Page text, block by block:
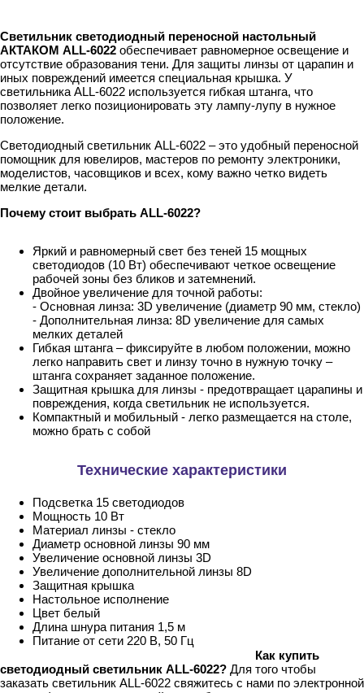
Светильник светодиодный переносной настольный
АКТАКОМ ALL-6022 обеспечивает равномерное освещение и
отсутствие образования тени. Для защиты линзы от царапин и
иных повреждений имеется специальная крышка. У
светильника ALL-6022 используется гибкая штанга, что
позволяет легко позиционировать эту лампу-лупу в нужное
положение.
Светодиодный светильник ALL-6022 – это удобный переносной
помощник для ювелиров, мастеров по ремонту электроники,
моделистов, часовщиков и всех, кому важно четко видеть
мелкие детали.
Почему стоит выбрать ALL-6022?
Яркий и равномерный свет без теней 15 мощных
светодиодов (10 Вт) обеспечивают четкое освещение
рабочей зоны без бликов и затемнений.
Двойное увеличение для точной работы:
- Основная линза: 3D увеличение (диаметр 90 мм, стекло)
- Дополнительная линза: 8D увеличение для самых
мелких деталей
Гибкая штанга – фиксируйте в любом положении, можно
легко направить свет и линзу точно в нужную точку –
штанга сохраняет заданное положение.
Защитная крышка для линзы - предотвращает царапины и
повреждения, когда светильник не используется.
Компактный и мобильный - легко размещается на столе,
можно брать с собой
Технические характеристики
Подсветка 15 светодиодов
Мощность 10 Вт
Материал линзы - стекло
Диаметр основной линзы 90 мм
Увеличение основной линзы 3D
Увеличение дополнительной линзы 8D
Защитная крышка
Настольное исполнение
Цвет белый
Длина шнура питания 1,5 м
Питание от сети 220 В, 50 Гц
Как купить
светодиодный светильник ALL-6022? Для того чтобы
заказать светильник ALL-6022 свяжитесь с нами по электронной